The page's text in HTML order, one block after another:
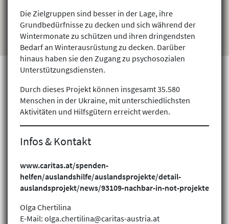
Projekte finden
Die Zielgruppen sind besser in der Lage, ihre
Grundbedürfnisse zu decken und sich während der
Wintermonate zu schützen und ihren dringendsten
Bedarf an Winterausrüstung zu decken. Darüber
hinaus haben sie den Zugang zu psychosozialen
Unterstützungsdiensten.
Durch dieses Projekt können insgesamt 35.580
Menschen in der Ukraine, mit unterschiedlichsten
Aktivitäten und Hilfsgütern erreicht werden.
Infos & Kontakt
www.caritas.at/spenden-
helfen/auslandshilfe/auslandsprojekte/detail-
auslandsprojekt/news/93109-nachbar-in-not-projekte
Olga Chertilina
E-Mail: olga.chertilina@caritas-austria.at